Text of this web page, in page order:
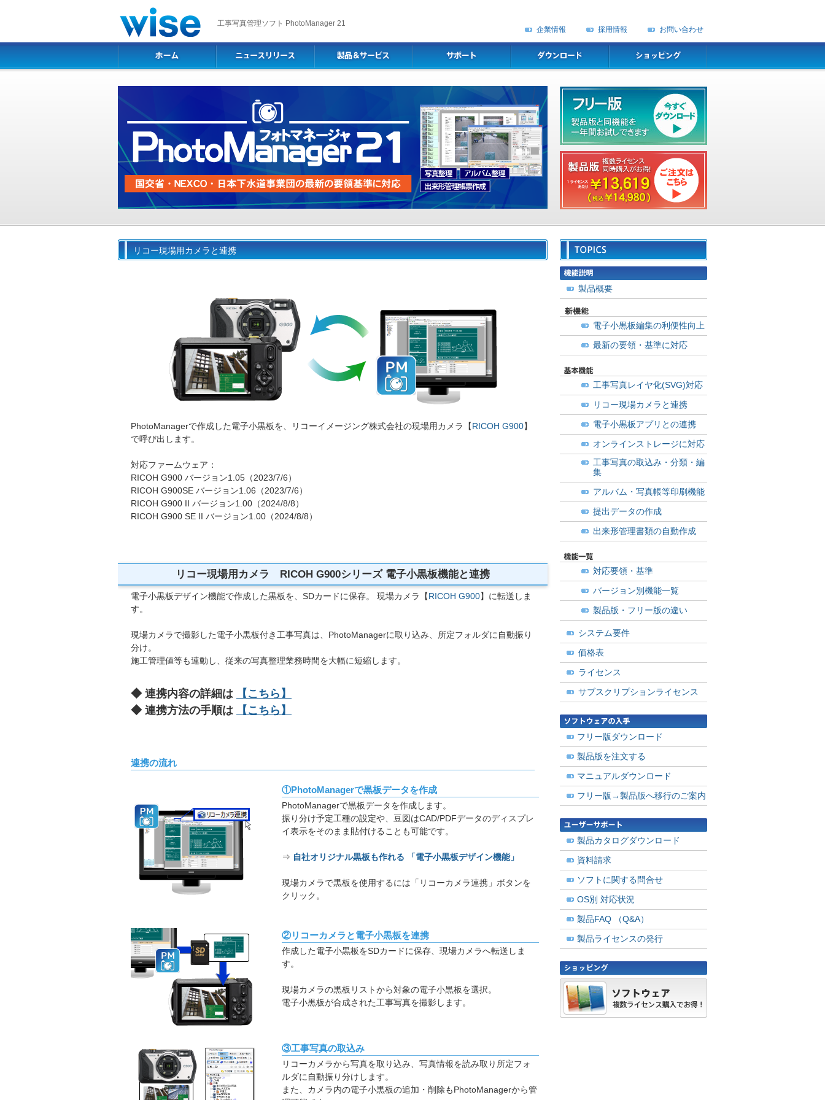
工事写真管理ソフト PhotoManager 21
企業情報 採用情報 お問い合わせ
リコー現場用カメラと連携
PhotoManagerで作成した電子小黒板を、リコーイメージング株式会社の現場用カメラ【RICOH G900】
で呼び出します。
対応ファームウェア：
RICOH G900 バージョン1.05（2023/7/6）
RICOH G900SE バージョン1.06（2023/7/6）
RICOH G900 II バージョン1.00（2024/8/8）
RICOH G900 SE II バージョン1.00（2024/8/8）
リコー現場用カメラ RICOH G900シリーズ 電子小黒板機能と連携
電子小黒板デザイン機能で作成した黒板を、SDカードに保存。 現場カメラ【RICOH G900】に転送しま
す。
現場カメラで撮影した電子小黒板付き工事写真は、PhotoManagerに取り込み、所定フォルダに自動振り
分け。
施工管理値等も連動し、従来の写真整理業務時間を大幅に短縮します。
◆ 連携内容の詳細は
【こちら】
◆ 連携方法の手順は
【こちら】
連携の流れ
①PhotoManagerで黒板データを作成
PhotoManagerで黒板データを作成します。
振り分け予定工種の設定や、豆図はCAD/PDFデータのディスプレ
イ表示をそのまま貼付けることも可能です。
⇒ 自社オリジナル黒板も作れる 「電子小黒板デザイン機能」
現場カメラで黒板を使用するには「リコーカメラ連携」ボタンを
クリック。
②リコーカメラと電子小黒板を連携
作成した電子小黒板をSDカードに保存、現場カメラへ転送しま
す。
現場カメラの黒板リストから対象の電子小黒板を選択。
電子小黒板が合成された工事写真を撮影します。
③工事写真の取込み
リコーカメラから写真を取り込み、写真情報を読み取り所定フォ
ルダに自動振り分けします。
また、カメラ内の電子小黒板の追加・削除もPhotoManagerから管
製品概要
電子小黒板編集の利便性向上
最新の要領・基準に対応
工事写真レイヤ化(SVG)対応
リコー現場カメラと連携
電子小黒板アプリとの連携
オンラインストレージに対応
工事写真の取込み・分類・編
集
アルバム・写真帳等印刷機能
提出データの作成
出来形管理書類の自動作成
対応要領・基準
バージョン別機能一覧
製品版・フリー版の違い
システム要件
価格表
ライセンス
サブスクリプションライセンス
フリー版ダウンロード
製品版を注文する
マニュアルダウンロード
フリー版→製品版へ移行のご案内
製品カタログダウンロード
資料請求
ソフトに関する問合せ
OS別 対応状況
製品FAQ （Q&A）
製品ライセンスの発行